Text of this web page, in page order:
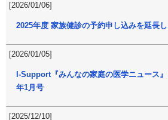
[2026/01/06]
2025年度 家族健診の予約申し込みを延長
[2026/01/05]
I-Support『みんなの家庭の医学ニュース
年1月号
[2025/12/10]